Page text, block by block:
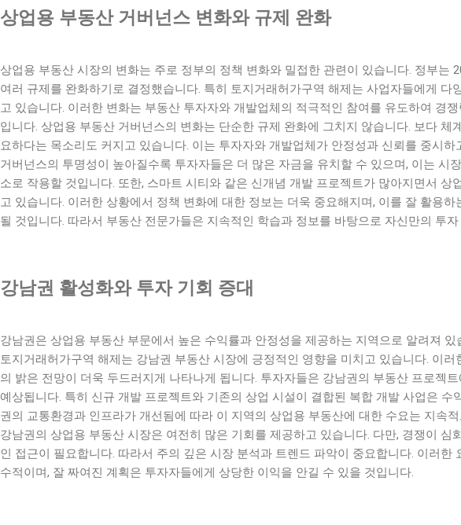
상업용 부동산 거버넌스 변화와 규제 완화
상업용 부동산 시장의 변화는 주로 정부의 정책 변화와 밀접한 관련이 있습니다. 정부는
여러 규제를 완화하기로 결정했습니다. 특히 토지거래허가구역 해제는 사업자들에게 다
고 있습니다. 이러한 변화는 부동산 투자자와 개발업체의 적극적인 참여를 유도하여 경
입니다. 상업용 부동산 거버넌스의 변화는 단순한 규제 완화에 그치지 않습니다. 보다 체
요하다는 목소리도 커지고 있습니다. 이는 투자자와 개발업체가 안정성과 신뢰를 중시하
거버넌스의 투명성이 높아질수록 투자자들은 더 많은 자금을 유치할 수 있으며, 이는 시
소로 작용할 것입니다. 또한, 스마트 시티와 같은 신개념 개발 프로젝트가 많아지면서 상
고 있습니다. 이러한 상황에서 정책 변화에 대한 정보는 더욱 중요해지며, 이를 잘 활용
될 것입니다. 따라서 부동산 전문가들은 지속적인 학습과 정보를 바탕으로 자신만의 투
강남권 활성화와 투자 기회 증대
강남권은 상업용 부동산 부문에서 높은 수익률과 안정성을 제공하는 지역으로 알려져
토지거래허가구역 해제는 강남권 부동산 시장에 긍정적인 영향을 미치고 있습니다. 이
의 밝은 전망이 더욱 두드러지게 나타나게 됩니다. 투자자들은 강남권의 부동산 프로젝
예상됩니다. 특히 신규 개발 프로젝트와 기존의 상업 시설이 결합된 복합 개발 사업은 수
권의 교통환경과 인프라가 개선됨에 따라 이 지역의 상업용 부동산에 대한 수요는 지속
강남권의 상업용 부동산 시장은 여전히 많은 기회를 제공하고 있습니다. 다만, 경쟁이 심
인 접근이 필요합니다. 따라서 주의 깊은 시장 분석과 트렌드 파악이 중요합니다. 이러한
수적이며, 잘 짜여진 계획은 투자자들에게 상당한 이익을 안길 수 있을 것입니다.